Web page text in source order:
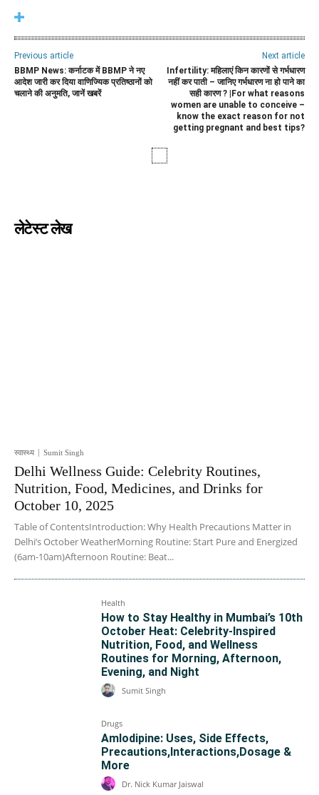
Previous article
BBMP News: कर्नाटक में BBMP ने नए
आदेश जारी कर दिया वाणिज्यिक प्रतिष्ठानों को
चलाने की अनुमति, जानें खबरें
Next article
Infertility: महिलाएं किन कारणों से गर्भधारण
नहीं कर पाती – जानिए गर्भधारण ना हो पाने का
सही कारण ? |For what reasons
women are unable to conceive –
know the exact reason for not
getting pregnant and best tips?
लेटेस्ट लेख
स्वास्थ्य Sumit Singh
Delhi Wellness Guide: Celebrity Routines,
Nutrition, Food, Medicines, and Drinks for
October 10, 2025
Table of ContentsIntroduction: Why Health Precautions Matter in
Delhi’s October WeatherMorning Routine: Start Pure and Energized
(6am-10am)Afternoon Routine: Beat...
Health
How to Stay Healthy in Mumbai’s 10th
October Heat: Celebrity-Inspired
Nutrition, Food, and Wellness
Routines for Morning, Afternoon,
Evening, and Night
Sumit Singh
Drugs
Amlodipine: Uses, Side Effects,
Precautions,Interactions,Dosage &
More
Dr. Nick Kumar Jaiswal